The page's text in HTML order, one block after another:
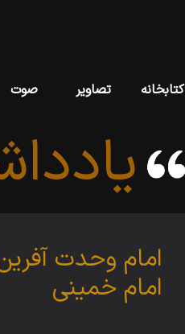
کتابخانه تصاویر صوت
امام وحدت
امام خمینی